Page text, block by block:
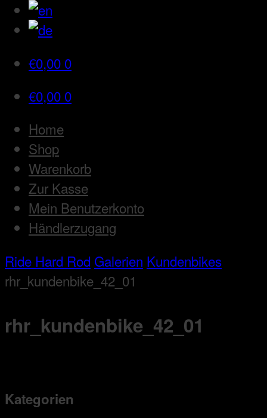
€0,00 0
€0,00 0
Home
Shop
Warenkorb
Zur Kasse
Mein Benutzerkonto
Händlerzugang
Ride Hard Rod Galerien Kundenbikes
rhr_kundenbike_42_01
rhr_kundenbike_42_01
Kategorien